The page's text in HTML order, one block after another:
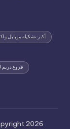
أكبر تشكيلة موبايل
فروع دريم 2000
2026 —